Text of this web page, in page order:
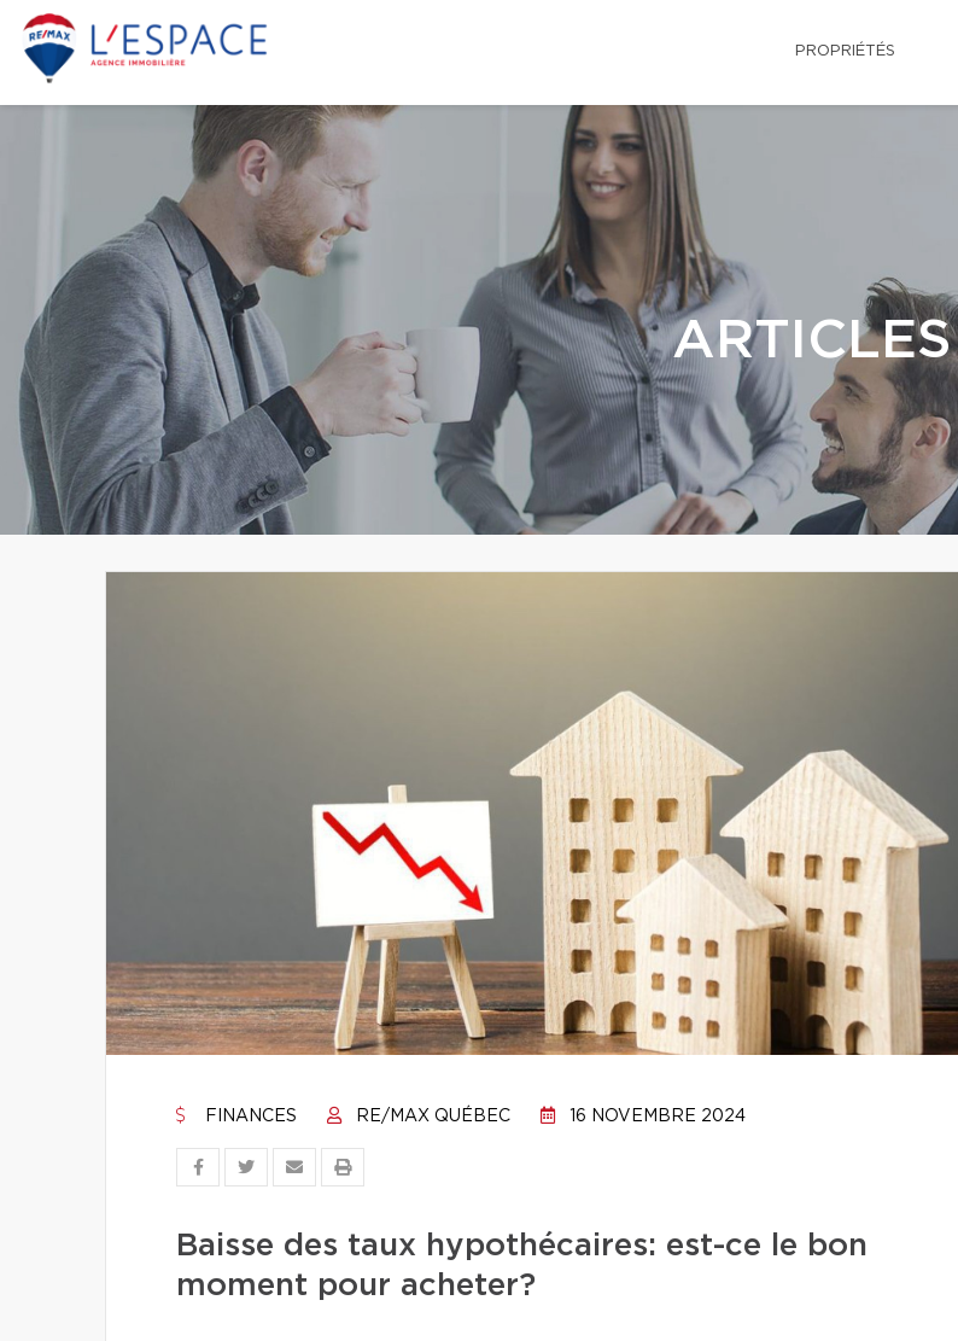
PROPRIÉTÉS
ARTICLES
FINANCES RE/MAX QUÉBEC 16 NOVEMBRE 2024
Baisse des taux hypothécaires: est-ce le bon
moment pour acheter?